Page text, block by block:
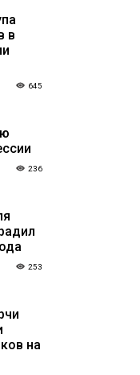
в
645
236
253
на